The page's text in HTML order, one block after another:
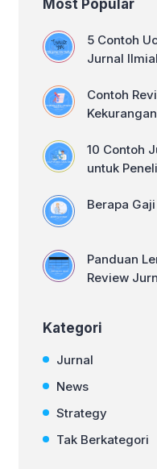
Most Popular
5 Contoh
Jurnal
Contoh
Kekurangan
10 Contoh
untuk
Berapa
Panduan
Review
Kategori
Jurnal
News
Strategy
Tak Berkategori